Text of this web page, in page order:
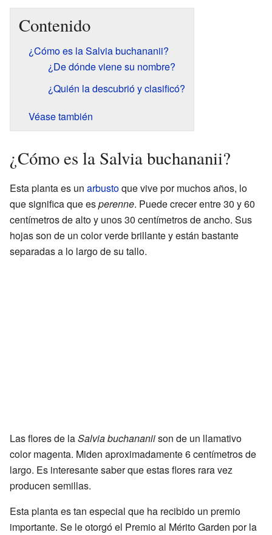
Contenido
¿Cómo es la Salvia buchananii?
¿De dónde viene su nombre?
¿Quién la descubrió y clasificó?
Véase también
¿Cómo es la Salvia buchananii?
Esta planta es un arbustoque vive por muchos años, lo
que significa que esperenne. Puede crecer entre 30 y 60
centímetros de alto y unos 30 centímetros de ancho. Sus
hojas son de un color verde brillante y están bastante
separadas a lo largo de su tallo.
Las flores de laSalvia buchananiison de un llamativo
color magenta. Miden aproximadamente 6 centímetros de
largo. Es interesante saber que estas flores rara vez
producen semillas.
Esta planta es tan especial que ha recibido un premio
importante. Se le otorgó el Premio al Mérito Garden por la